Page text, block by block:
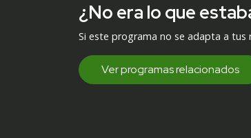
¿No era lo que
Si este programa no se adapta a tus
Ver programas relacionados